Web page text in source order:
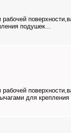
подушек...
для